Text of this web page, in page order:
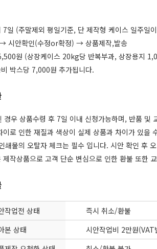
7일 (주말제외 평일기준, 단 제작형 케이스 일주일
시안확인(수정or확정) → 상품제작,발송
원 (상장케이스 20kg당 반복부과, 상장용지
박스당 7,000원 추가됩니다.
경우 상품수령 후 7일 이내 신청가능하며, 반품 및
이로 인한 재질과 색상이 실제 상품과 차이가 있
쇄물의 오탈자 체크는 필수 입니다. 시안 확인 후
제작상품으로 고객 단순 변심으로 인한 환불 또한
작업전 상태
즉시 취소/환불
본 상태
시안작업비 2만원